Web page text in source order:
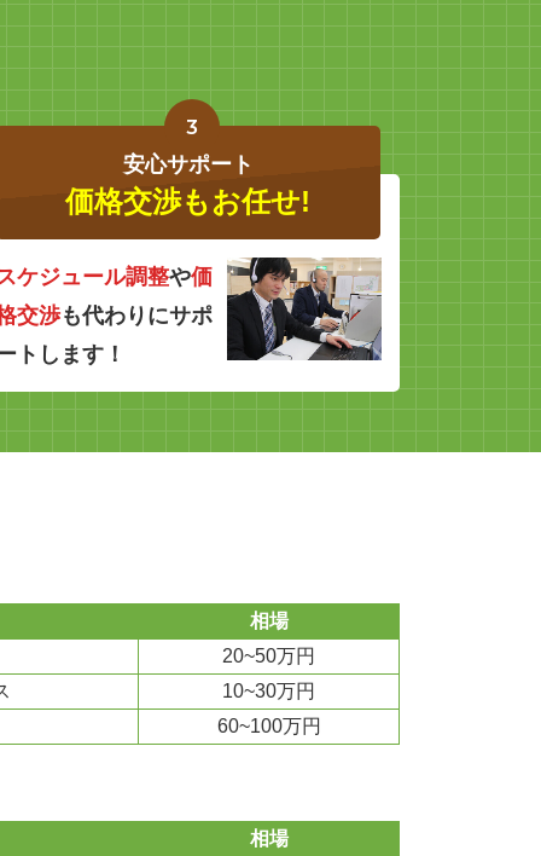
3
安心サポート
価格交渉もお任せ!
ケジュール調整や価
交渉も代わりにサポ
トします！
相場
20~50万円
10~30万円
60~100万円
相場